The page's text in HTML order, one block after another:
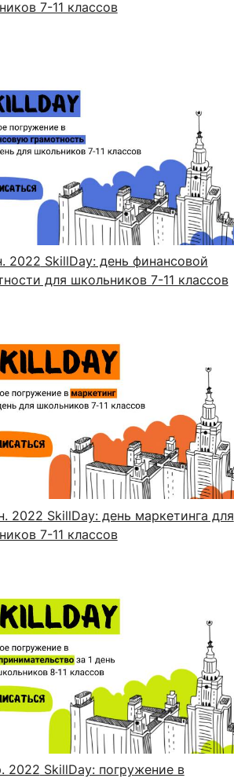
7-11 классов
2022 SkillDay: день финансовой
для школьников 7-11 классов
2022 SkillDay: день маркетинга для
7-11 классов
2022 SkillDay: погружение в